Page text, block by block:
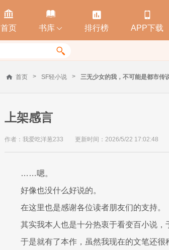

首页

书库 

排行榜

APP下载

首页 > SF轻小说 > 三无少女的我，不可能是都市传
上架感言
作者：我爱吃洋葱233 更新时间：2026/5/22 17:02:48
……嗯。
好像也没什么好说的。
在这里也是感谢各位读者朋友们的支持。
其实我本人也是十分热衷于看变百小说，
于是就有了本作，虽然我现在的文笔还很